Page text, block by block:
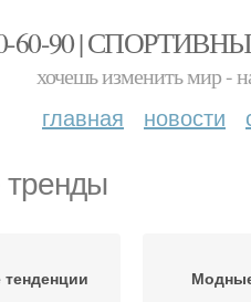
60-90 |
хочешь изменить мир -
главная новости